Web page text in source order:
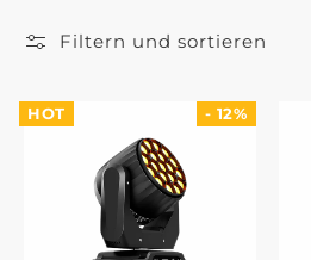
l
k
Filtern und sortieren
HOT - 12%